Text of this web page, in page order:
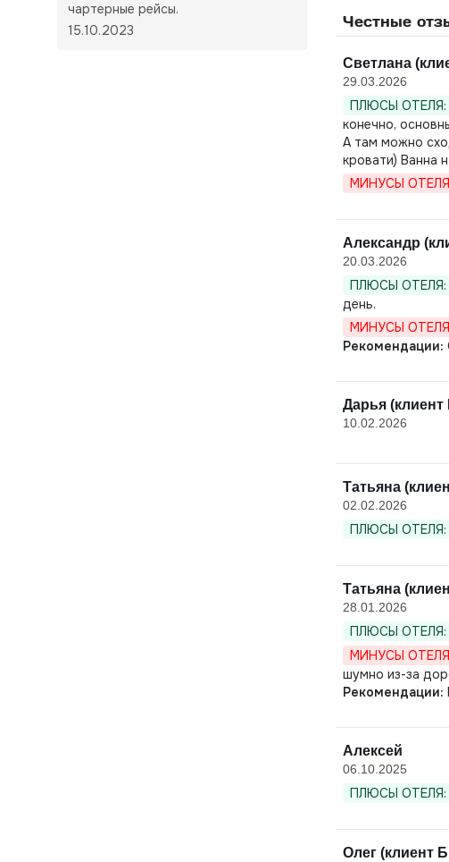
чартерные рейсы.
15.10.2023
Честные
Светлана
29.03.2026
ПЛЮСЫ ОТЕЛЯ:
конечно,
А там можно
кровати) Ванна
МИНУСЫ
Александр
20.03.2026
ПЛЮСЫ ОТЕЛЯ:
день.
МИНУСЫ
Рекомендации:
Дарья
10.02.2026
Татьяна
02.02.2026
ПЛЮСЫ ОТЕЛЯ:
Татьяна
28.01.2026
ПЛЮСЫ ОТЕЛЯ:
МИНУСЫ
шумно из-за
Рекомендации:
Алексей
06.10.2025
ПЛЮСЫ ОТЕЛЯ:
Олег (клиент